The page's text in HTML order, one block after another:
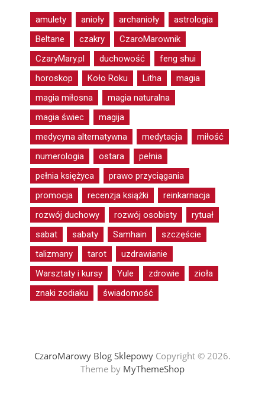
amulety anioły archanioły
astrologia
Beltane
czakry
CzaroMarownik
CzaryMary.pl
duchowość
feng shui
horoskop
Koło Roku Litha
magia
magia miłosna
magia naturalna
magia świec
magija
medycyna alternatywna
medytacja
miłość
numerologia
ostara
pełnia
pełnia księżyca
prawo przyciągania
promocja
recenzja książki
reinkarnacja
rozwój duchowy
rozwój osobisty
rytuał
sabat
sabaty Samhain
szczęście
talizmany
tarot
uzdrawianie
Warsztaty i kursy
Yule zdrowie
zioła
znaki zodiaku
świadomość
CzaroMarowy Blog SklepowyCopyright © 2026.
Theme by MyThemeShop